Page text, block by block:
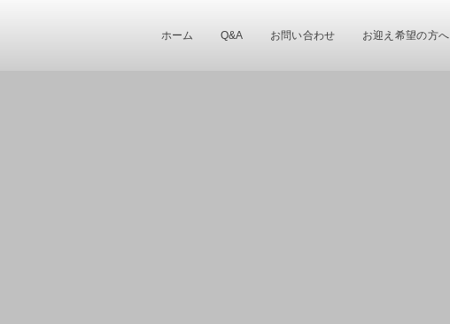
ホーム Q&A お問い合わせ お迎え希望の方へ